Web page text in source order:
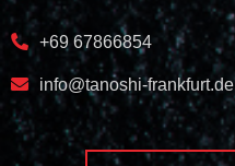
+69 67866854
info@tanoshi-frankfurt.de